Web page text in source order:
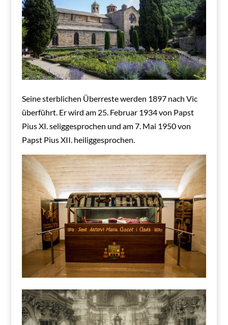
Seine sterblichen Überreste werden 1897 nach Vic
überführt. Er wird am 25. Februar 1934 von Papst
Pius XI. seliggesprochen und am 7. Mai 1950 von
Papst Pius XII. heiliggesprochen.